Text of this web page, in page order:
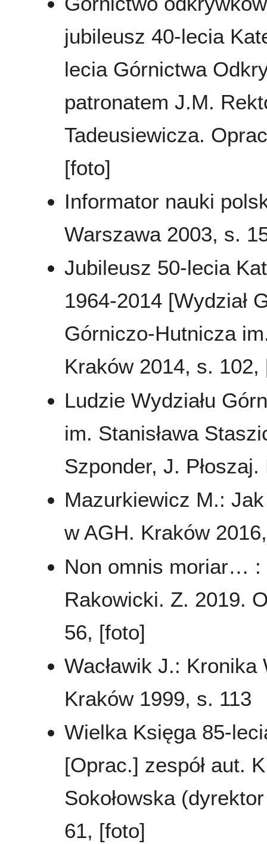
jubileusz 40-lecia
lecia Górnictwa
patronatem J.M.
Tadeusiewicza.
[foto]
Informator nauki
Warszawa 2003, s.
Jubileusz 50-lecia
1964-2014 [Wydział
Górniczo-Hutnicza
Kraków 2014, s. 102,
Ludzie Wydziału
im. Stanisława
Szponder, J.
Mazurkiewicz M.:
w AGH. Kraków
Non omnis moriar… :
Rakowicki. Z. 2019.
56, [foto]
Wacławik J.: Kronika
Kraków 1999, s. 113
Wielka Księga 85-
[Oprac.] zespół aut.
Sokołowska
61, [foto]